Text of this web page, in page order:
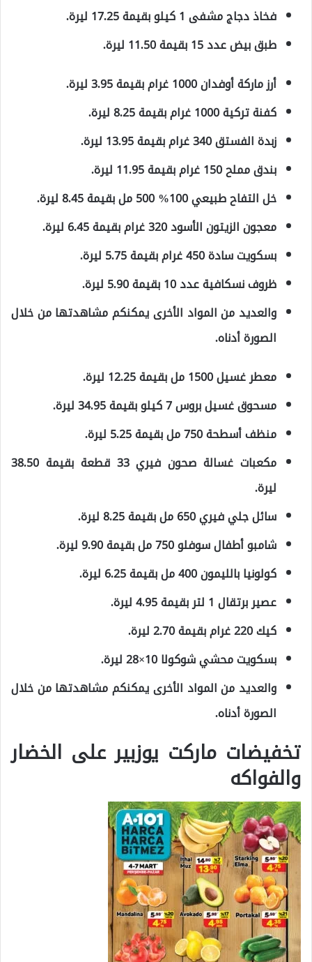
فخاذ دجاج مشفى 1 كيلو بقيمة 17.25 ليرة.
طبق بيض عدد 15 بقيمة 11.50 ليرة.
أرز ماركة أوفدان 1000 غرام بقيمة 3.95 ليرة.
كفنة تركية 1000 غرام بقيمة 8.25 ليرة.
زبدة الفستق 340 غرام بقيمة 13.95 ليرة.
بندق مملح 150 غرام بقيمة 11.95 ليرة.
خل التفاح طبيعي 100% 500 مل بقيمة 8.45 ليرة.
معجون الزيتون الأسود 320 غرام بقيمة 6.45 ليرة.
بسكويت سادة 450 غرام بقيمة 5.75 ليرة.
ظروف نسكافية عدد 10 بقيمة 5.90 ليرة.
والعديد من المواد الأخرى يمكنكم مشاهدتها من خلال
الصورة أدناه.
معطر غسيل 1500 مل بقيمة 12.25 ليرة.
مسحوق غسيل بروس 7 كيلو بقيمة 34.95 ليرة.
منظف أسطحة 750 مل بقيمة 5.25 ليرة.
مكعبات غسالة صحون فيري 33 قطعة بقيمة 38.50
ليرة.
سائل جلي فيري 650 مل بقيمة 8.25 ليرة.
شامبو أطفال سوفلو 750 مل بقيمة 9.90 ليرة.
كولونيا بالليمون 400 مل بقيمة 6.25 ليرة.
عصير برتقال 1 لتر بقيمة 4.95 ليرة.
كيك 220 غرام بقيمة 2.70 ليرة.
بسكويت محشي شوكولا 10×28 ليرة.
والعديد من المواد الأخرى يمكنكم مشاهدتها من خلال
الصورة أدناه.
تخفيضات ماركت يوزبير على الخضار
والفواكه